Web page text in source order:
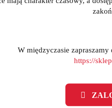
W międzyczasie
https://